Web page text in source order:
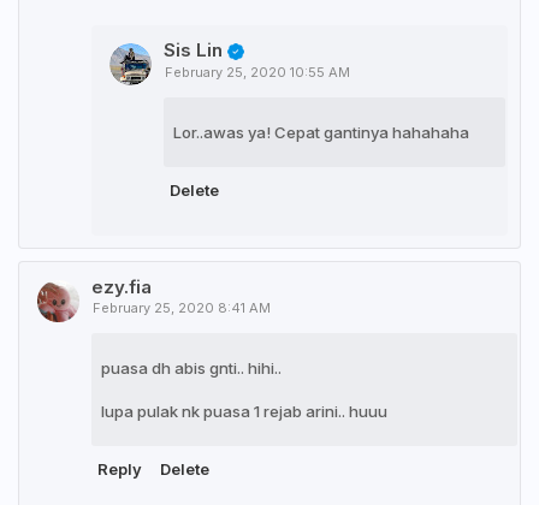
Sis Lin
February 25, 2020 10:55 AM
Lor..awas ya! Cepat gantinya hahahaha
Delete
ezy.fia
February 25, 2020 8:41 AM
puasa dh abis gnti.. hihi..
lupa pulak nk puasa 1 rejab arini.. huuu
Reply Delete